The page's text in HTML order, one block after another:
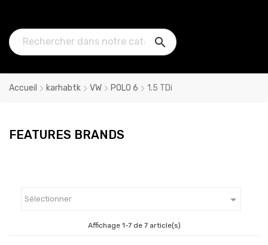
250DT D'ACHATS

Accueil karhabtk VW POLO 6 1.5 TDi
FEATURES BRANDS
Sélectionner 
Affichage 1-7 de 7 article(s)